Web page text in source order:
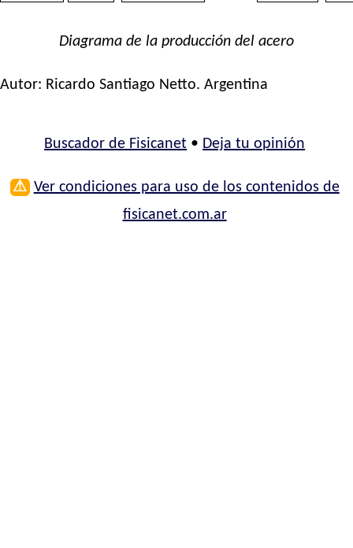
Diagrama de la producción del acero
Autor: Ricardo Santiago Netto. Argentina
Buscador de Fisicanet • Deja tu opinión
⚠ Ver condiciones para uso de los contenidos de
fisicanet.com.ar